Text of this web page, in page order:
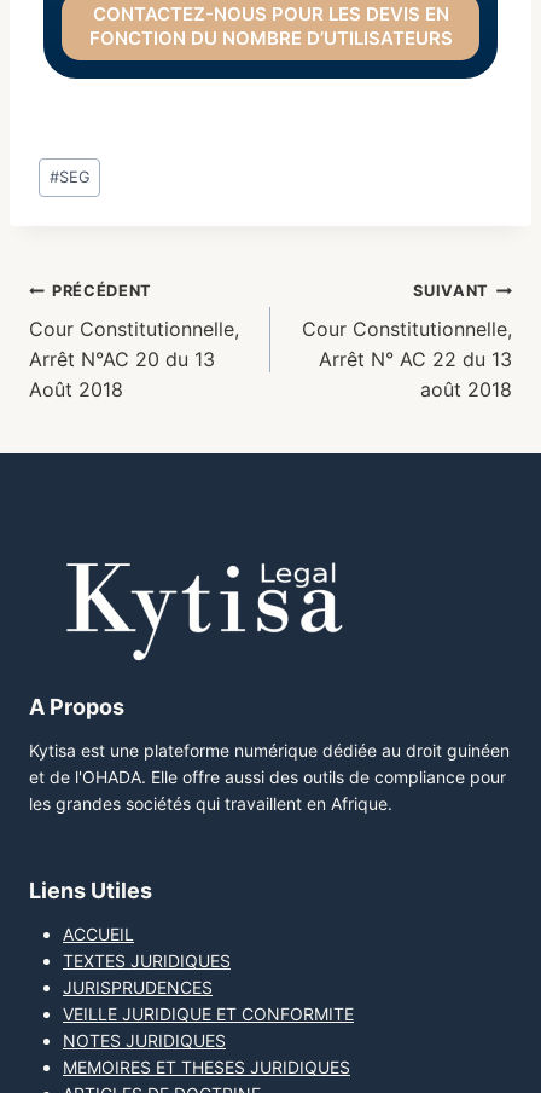
CONTACTEZ-NOUS POUR LES DEVIS EN
FONCTION DU NOMBRE D’UTILISATEURS
#SEG
PRÉCÉDENT
Cour Constitutionnelle,
Arrêt N°AC 20 du 13
Août 2018
SUIVANT
Cour Constitutionnelle,
Arrêt N° AC 22 du 13
août 2018
A Propos
Kytisa est une plateforme numérique dédiée au droit guinéen
et de l'OHADA. Elle offre aussi des outils de compliance pour
les grandes sociétés qui travaillent en Afrique.
Liens Utiles
ACCUEIL
TEXTES JURIDIQUES
JURISPRUDENCES
VEILLE JURIDIQUE ET CONFORMITE
NOTES JURIDIQUES
MEMOIRES ET THESES JURIDIQUES